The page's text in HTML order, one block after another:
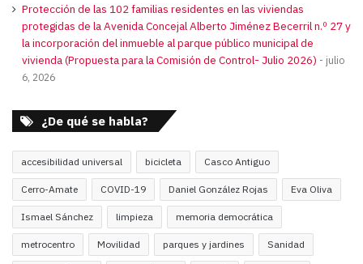
Protección de las 102 familias residentes en las viviendas
protegidas de la Avenida Concejal Alberto Jiménez Becerril n.º 27 y
la incorporación del inmueble al parque público municipal de
vivienda (Propuesta para la Comisión de Control- Julio 2026)
julio
6, 2026
¿De qué se habla?
accesibilidad universal bicicleta Casco Antiguo
Cerro-Amate COVID-19 Daniel González Rojas Eva Oliva
Ismael Sánchez limpieza memoria democrática
metrocentro Movilidad parques y jardines Sanidad